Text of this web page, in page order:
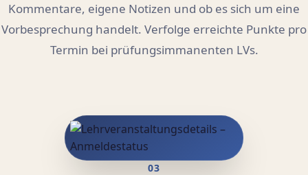
Kommentare, eigene Notizen und ob es sich um eine
Vorbesprechung handelt. Verfolge erreichte Punkte pro
Termin bei prüfungsimmanenten LVs.
03